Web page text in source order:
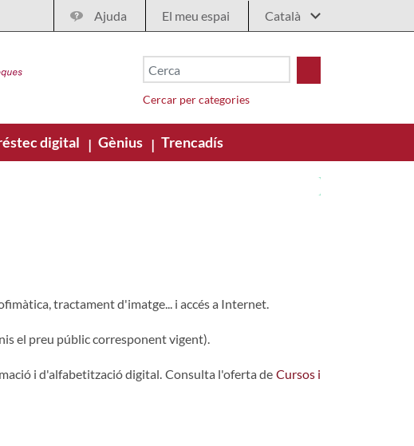
Ajuda El meu espai
Cercar per categories
digital | Gènius | Trencadís
tractament d'imatge... i accés a Internet.
el preu públic corresponent vigent).
i d'alfabetització digital. Consulta l'oferta de Cursos i